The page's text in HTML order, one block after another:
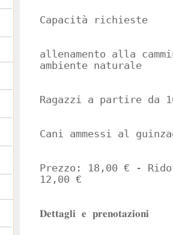
Capacità richieste
allenamento alla
ambiente naturale
Ragazzi a partire da
Cani ammessi al
Prezzo: 18,00 € -
12,00 €
𝐃𝐞𝐭𝐭𝐚𝐠𝐥𝐢 𝐞 𝐩𝐫𝐞𝐧𝐨𝐭𝐚𝐳𝐢𝐨𝐧𝐢